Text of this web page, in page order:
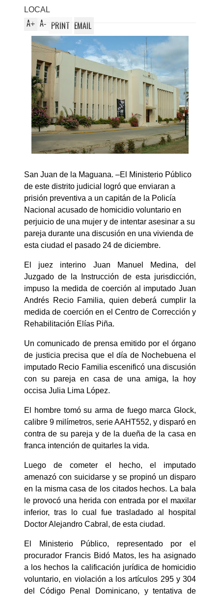
LOCAL
A+ A- PRINT EMAIL
San Juan de la Maguana. –El Ministerio Público
de este distrito judicial logró que enviaran a
prisión preventiva a un capitán de la Policía
Nacional acusado de homicidio voluntario en
perjuicio de una mujer y de intentar asesinar a su
pareja durante una discusión en una vivienda de
esta ciudad el pasado 24 de diciembre.
El juez interino Juan Manuel Medina, del
Juzgado de la Instrucción de esta jurisdicción,
impuso la medida de coerción al imputado Juan
Andrés Recio Familia, quien deberá cumplir la
medida de coerción en el Centro de Corrección y
Rehabilitación Elías Piña.
Un comunicado de prensa emitido por el órgano
de justicia precisa que el día de Nochebuena el
imputado Recio Familia escenificó una discusión
con su pareja en casa de una amiga, la hoy
occisa Julia Lima López.
El hombre tomó su arma de fuego marca Glock,
calibre 9 milímetros, serie AAHT552, y disparó en
contra de su pareja y de la dueña de la casa en
franca intención de quitarles la vida.
Luego de cometer el hecho, el imputado
amenazó con suicidarse y se propinó un disparo
en la misma casa de los citados hechos. La bala
le provocó una herida con entrada por el maxilar
inferior, tras lo cual fue trasladado al hospital
Doctor Alejandro Cabral, de esta ciudad.
El Ministerio Público, representado por el
procurador Francis Bidó Matos, les ha asignado
a los hechos la calificación jurídica de homicidio
voluntario, en violación a los artículos 295 y 304
del Código Penal Dominicano, y tentativa de